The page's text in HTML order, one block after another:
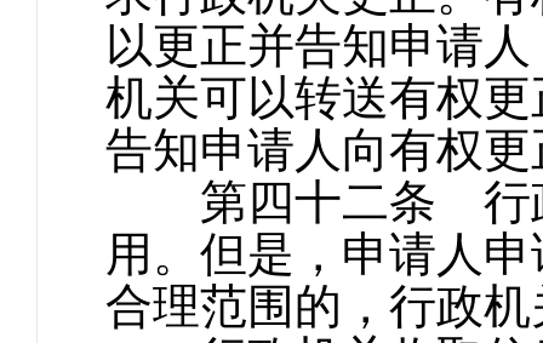
以更正并告知申请
机关可以转送有权
告知申请人向有权
第四十二条 行政
用。但是，申请人
合理范围的，行政